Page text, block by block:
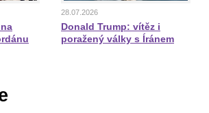
28.07.2026
Donald Trump: vítěz i
poražený války s Íránem